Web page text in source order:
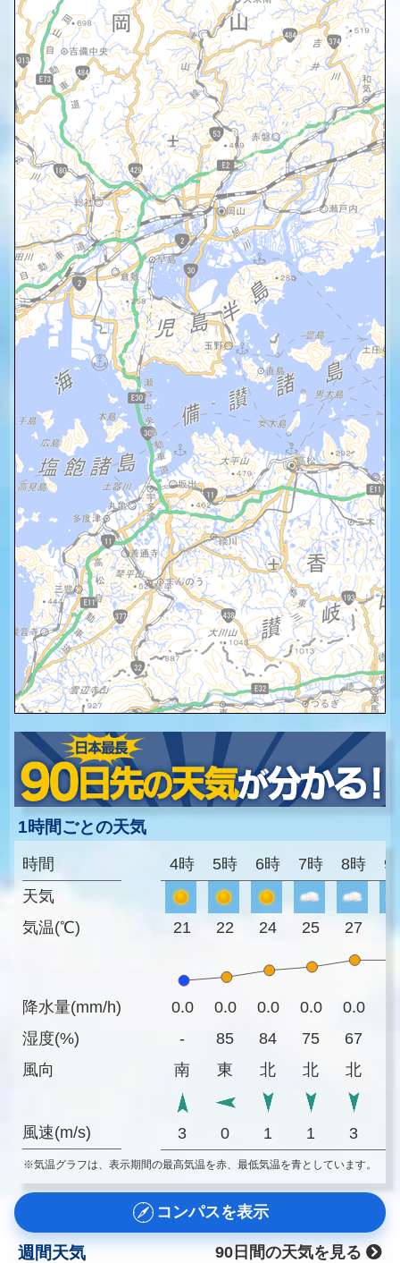
1時間ごとの天気
時間
天気
気温(℃)
降水量(mm/h)
湿度(%)
風向
風速(m/s)
4時 5時 6時 7時 8時 9
21 22 24 25 27
0.0 0.0 0.0 0.0 0.0
-
85 84 75 67
南
東 北 北 北
3 0 1 1 3
※気温グラフは、表示期間の最高気温を赤、最低気温を青としています。
コンパスを表示
週間天気
90日間の天気を見る